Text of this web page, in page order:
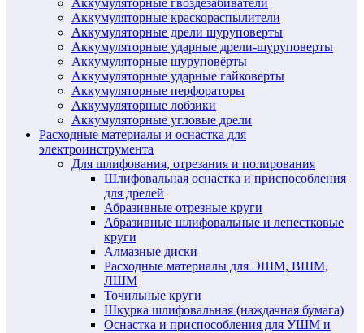
Аккумуляторные гвоздезабиватели
Аккумуляторные краскораспылители
Аккумуляторные дрели шуруповерты
Аккумуляторные ударные дрели-шуруповерты
Аккумуляторные шуруповёрты
Аккумуляторные ударные гайковерты
Аккумуляторные перфораторы
Аккумуляторные лобзики
Аккумуляторные угловые дрели
Расходные материалы и оснастка для
электроинструмента
Для шлифования, отрезания и полирования
Шлифовальная оснастка и приспособления
для дрелей
Абразивные отрезные круги
Абразивные шлифовальные и лепестковые
круги
Алмазные диски
Расходные материалы для ЭШМ, ВШМ,
ЛШМ
Точильные круги
Шкурка шлифовальная (наждачная бумага)
Оснастка и приспособления для УШМ и